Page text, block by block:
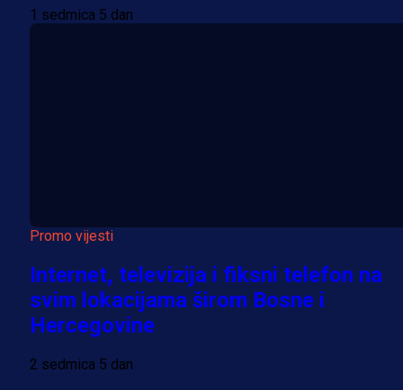
1 sedmica 5 dan
Promo vijesti
Internet, televizija i fiksni telefon na
svim lokacijama širom Bosne i
Hercegovine
2 sedmica 5 dan